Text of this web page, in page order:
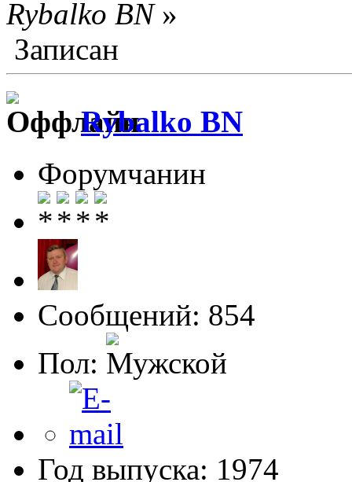
Rybalko BN»
Записан
Rybalko BN
Форумчанин
Сообщений: 854
Пол:
Год выпуска: 1974